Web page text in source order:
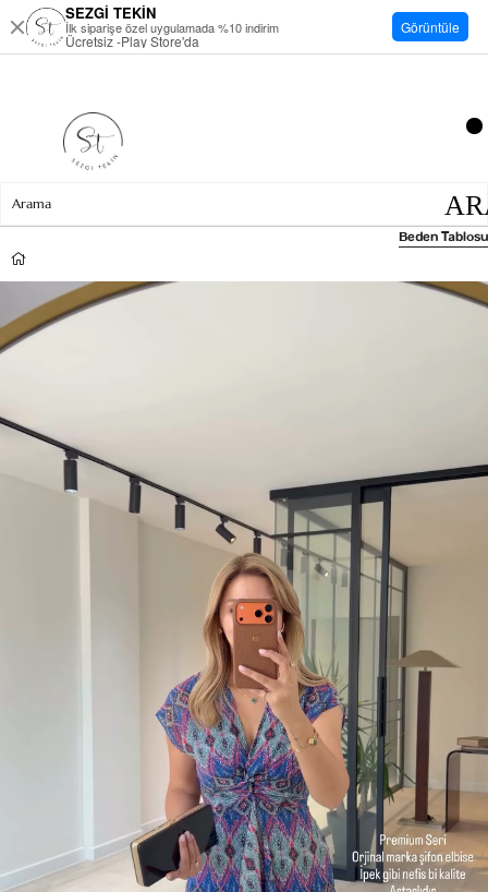
Beden Tablosu
SEZGİ TEKİN
İlk siparişe özel uygulamada %10 indirim
Ücretsiz -Play Store'da
Görüntüle